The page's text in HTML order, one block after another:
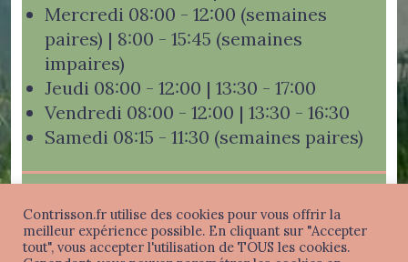
Mercredi 08:00 - 12:00 (semaines
paires) | 8:00 - 15:45 (semaines
impaires)
Jeudi 08:00 - 12:00 | 13:30 - 17:00
Vendredi 08:00 - 12:00 | 13:30 - 16:30
Samedi 08:15 - 11:30 (semaines paires)
Mentions légales-Politique de confidentialité
Contrisson.fr utilise des cookies pour vous offrir la
meilleur expérience possible. En cliquant sur "Accepter
tout", vous accepter l'utilisation de TOUS les cookies.